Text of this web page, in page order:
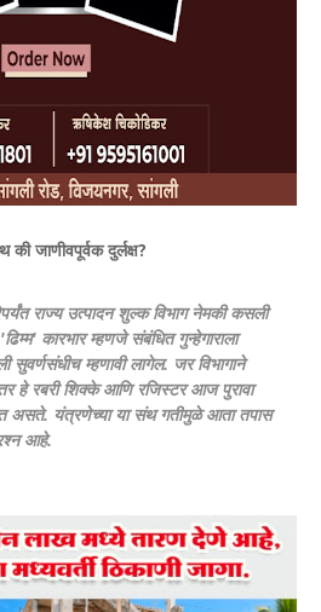
जाणीवपूर्वक दुर्लक्ष?
राज्य उत्पादन शुल्क विभाग नेमकी कसली
'ढिम्म' कारभार म्हणजे संबंधित गुन्हेगाराला
सुवर्णसंधीच म्हणावी लागेल. जर विभागाने
हे रबरी शिक्के आणि रजिस्टर आज पुरावा
असते. यंत्रणेच्या या संथ गतीमुळे आता तपास
आहे.